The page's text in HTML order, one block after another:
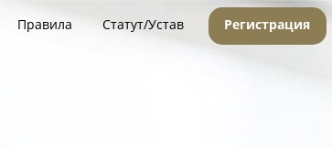
Правила Статут/Устав Регистрация